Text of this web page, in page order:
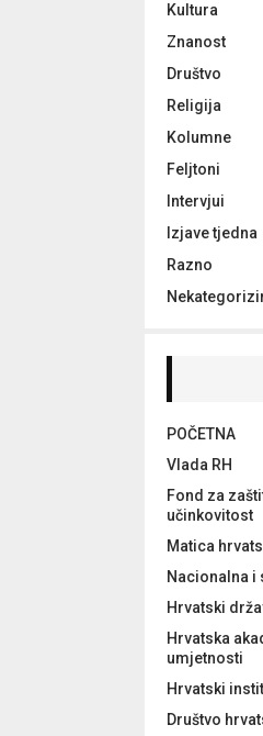
Kultura
Znanost
Društvo
Religija
Kolumne
Feljtoni
Intervjui
Izjave tjedna
Razno
POČETNA
Vlada RH
Fond za
učinkovitost
Matica
Nacionalna i
Hrvatski
Hrvatska
umjetnosti
Hrvatski
Društvo